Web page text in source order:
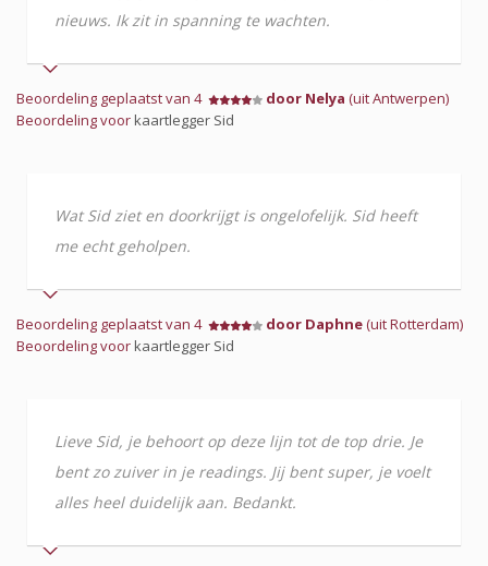
nieuws. Ik zit in spanning te wachten.
Beoordeling geplaatst van 4 door Nelya (uit Antwerpen)
Beoordeling voorkaartlegger Sid
Wat Sid ziet en doorkrijgt is ongelofelijk. Sid heeft
me echt geholpen.
Beoordeling geplaatst van 4 door Daphne(uit Rotterdam)
Beoordeling voorkaartlegger Sid
Lieve Sid, je behoort op deze lijn tot de top drie. Je
bent zo zuiver in je readings. Jij bent super, je voelt
alles heel duidelijk aan. Bedankt.